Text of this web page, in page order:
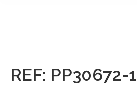
REF: PP30672-1